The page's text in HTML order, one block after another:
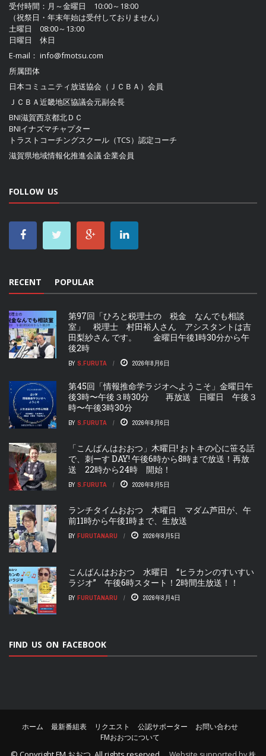
受付時間：月～金曜日 10:00～18:00
（祝祭日・年末年始は受付しておりません）
土曜日 08:00～13:00
日曜日 休日
E-mail： info@fmotsu.com
所属団体
日本コミュニティ放送協会（ＪＣＢＡ） 会員
ＪＣＢＡ近畿地区協議会元副会長
BNI滋賀西京都北ＤＣ
BNIイナズマチャプター
トラストコーチングスクール（TCS）認定コーチ
滋賀県地域情報化推進会議企業会員
FOLLOW US
RECENT POPULAR
第97回「ひろと税理士の 税金 なんでも相談
室」 税理士 村田裕人さん アシスタントは吉
田梨紗さん です。 金曜日午後1時30分から午
後2時
BY S.FURUTA 2026年8月6日
第45回「情報推命学ラジオへようこそ」金曜日午
後3時〜午後３時30分 再放送 日曜日 午後３
時〜午後3時30分
BY S.FURUTA 2026年8月6日
「こんばんはおおつ」木曜日! おトキの心に笹る話
で、刺ーす DAY! 午後6時から8時まで放送！再放
送 22時から24時 開始！
BY S.FURUTA 2026年8月5日
ランチタイムおおつ 木曜日 マダム芦田が、午
前11時から午後1時まで、生放送
BY FURUTANARU 2026年8月5日
こんばんはおおつ 水曜日 “ヒラカンのすいすい
ラジオ” 午後6時スタート！2時間生放送！！
BY FURUTANARU 2026年8月4日
FIND US ON FACEBOOK
ホーム 最新番組表 リクエスト 公認サポーター
お問い合わせ
FMおおつについて